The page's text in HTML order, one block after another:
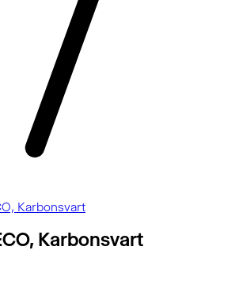
Karbonsvart
Karbonsvart